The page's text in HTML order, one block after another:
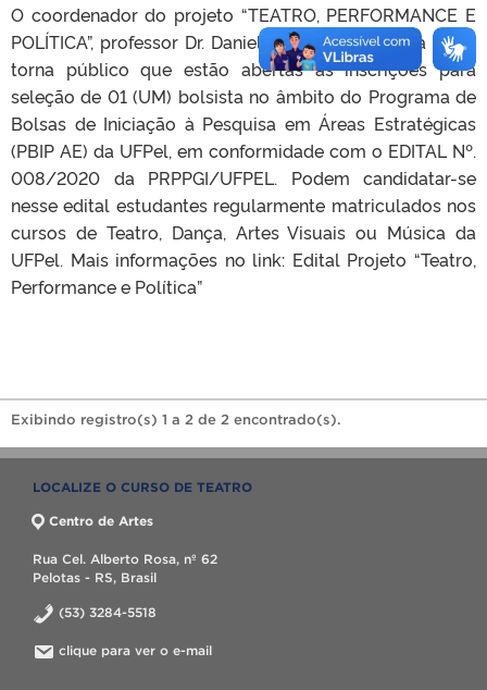
O coordenador do projeto “TEATRO, PERFORMANCE E
POLÍTICA”, professor Dr. Daniel Furtado Simões da Silva,
torna público que estão abertas as inscrições para
seleção de 01 (UM) bolsista no âmbito do Programa de
Bolsas de Iniciação à Pesquisa em Áreas Estratégicas
(PBIP AE) da UFPel, em conformidade com o EDITAL Nº.
008/2020 da PRPPGI/UFPEL. Podem candidatar-se
nesse edital estudantes regularmente matriculados nos
cursos de Teatro, Dança, Artes Visuais ou Música da
UFPel. Mais informações no link: Edital Projeto “Teatro,
Performance e Política”
Exibindo registro(s) 1 a 2 de 2 encontrado(s).
LOCALIZE O CURSO DE TEATRO
Centro de Artes
Rua Cel. Alberto Rosa, nº 62
Pelotas - RS, Brasil
(53) 3284-5518
clique para ver o e-mail